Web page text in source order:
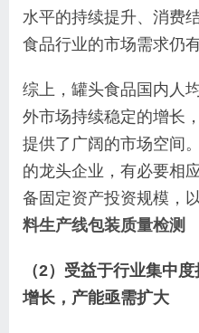
水平的持续提升、消费
食品行业的市场需求仍
综上，罐头食品国内人
外市场持续稳定的增长
提供了广阔的市场空间
的龙头企业，有必要相
备固定资产投资规模，
料生产线包装质量检测
（2）受益于行业集中
增长，产能亟需扩大